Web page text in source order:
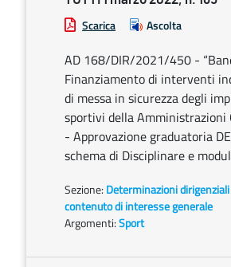
Scarica Ascolta
AD 168/DIR/2021/450 -
Finanziamento di interventi
di messa in sicurezza degli
sportivi della Amministrazioni
- Approvazione graduatoria
schema di Disciplinare e
Sezione: Determinazioni
contenuto di interesse generale
Argomenti:Sport